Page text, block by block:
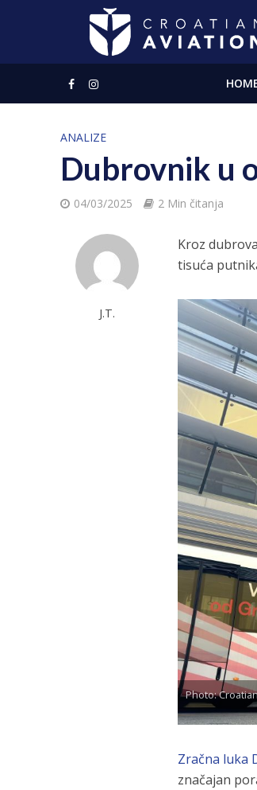
ANALIZE
Dubrovnik u
04/03/2025 2 Min čitanja
J.T.
Kroz
tisuća
Photo:
Zračna luka
značajan